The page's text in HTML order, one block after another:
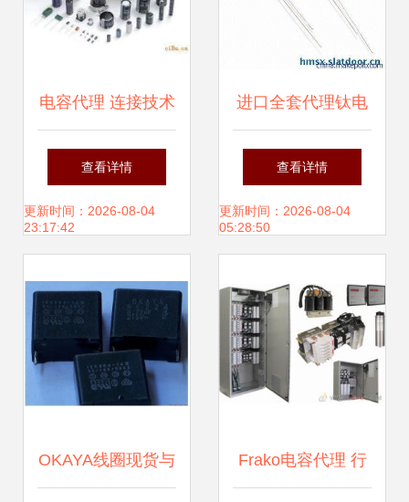
电容代理 连接技术
与市场的重要桥梁
查看详情
更新时间：2026-08-04
23:17:42
进口全套代理钛电
解电容 一站式采购
指南
查看详情
更新时间：2026-08-04
05:28:50
OKAYA线圈现货与 Frako电容代理 行